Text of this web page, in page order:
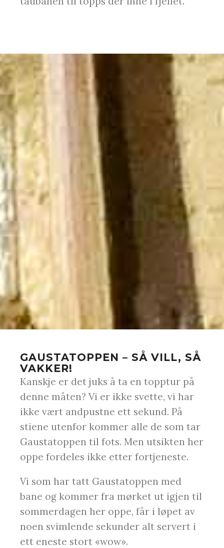
GAUSTATOPPEN – SÅ VILL, SÅ
VAKKER!
Kanskje er det juks å ta en topptur på
denne måten? Vi er ikke svette, vi har
ikke vært andpustne ett sekund. På
stiene utenfor kommer alle de som tar
Gaustatoppen til fots. Men utsikten her
oppe fordeles ikke etter fortjeneste.
Vi som har tatt Gaustatoppen med
bane og kommer fra mørket ut igjen til
sommerdagen her oppe, får i løpet av
noen svimlende sekunder alt servert i
ett eneste stort «wow».